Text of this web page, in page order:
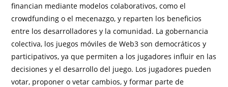
financian mediante modelos colaborativos, como el
crowdfunding o el mecenazgo, y reparten los beneficios
entre los desarrolladores y la comunidad. La gobernancia
colectiva, los juegos móviles de Web3 son democráticos y
participativos, ya que permiten a los jugadores influir en las
decisiones y el desarrollo del juego. Los jugadores pueden
votar, proponer o vetar cambios, y formar parte de